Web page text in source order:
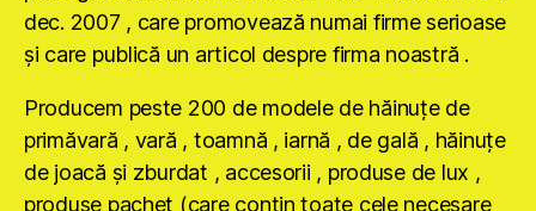
dec. 2007 , care promovează numai firme serioase
şi care publică un articol despre firma noastră .
Producem peste 200 de modele de hăinuţe de
primăvară , vară , toamnă , iarnă , de gală , hăinuţe
de joacă şi zburdat , accesorii , produse de lux ,
produse pachet (care conţin toate cele necesare